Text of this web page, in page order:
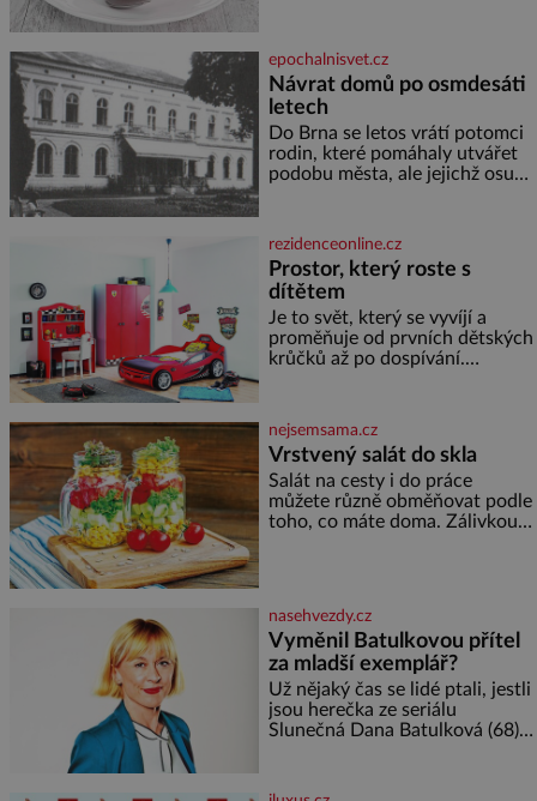
cukru krystal 1 lžíci medu 200 g
zakysané sm
epochalnisvet.cz
Návrat domů po osmdesáti
letech
Do Brna se letos vrátí potomci
rodin, které pomáhaly utvářet
podobu města, ale jejichž osudy
Placzek, Löw-Beer, Fuhrmann,
Kohn a Stiassni se stanou
jednou z hlavních
dramaturgických linií festivalu
židovské kultury ŠTETL FEST
2026. Některé návraty nejsou
jednoduché. Místa, která si
rezidenceonline.cz
Prostor, který roste s
dítětem
Je to svět, který se vyvíjí a
proměňuje od prvních dětských
krůčků až po dospívání.
soustředění i odpočinek a
reaguje na každou etapu života
a specifické potřeby dítěte. Pro
nejmenší je klíčová
jednoduchost, měkkost a
bezpečí, proto by pokoj
nejsemsama.cz
Vrstvený salát do skla
Salát na cesty i do práce
můžete různě obměňovat podle
toho, co máte doma. Zálivkou
nebo jiného salátu (římský salát,
polníček…) ✿ 1 malá konzerva
kukuřice ✿ ½ okurky ✿ 2
rajčata Zálivka: ✿ 4 lžíce
olivového oleje ✿ 1 lžíci
citronové šťávy ✿ ½ stroužku
nasehvezdy.cz
Vyměnil Batulkovou přítel
za mladší exemplář?
Už nějaký čas se lidé ptali, jestli
jsou herečka ze seriálu
Slunečná Dana Batulková (68) a
od sebe přítele od samého